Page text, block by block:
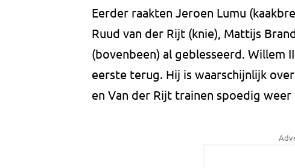
Eerder raakten Jeroen Lumu
Ruud van der Rijt (knie), Mattijs
(bovenbeen) al geblesseerd. Willem
eerste terug. Hij is waarschijnlijk
en Van der Rijt trainen spoedig weer